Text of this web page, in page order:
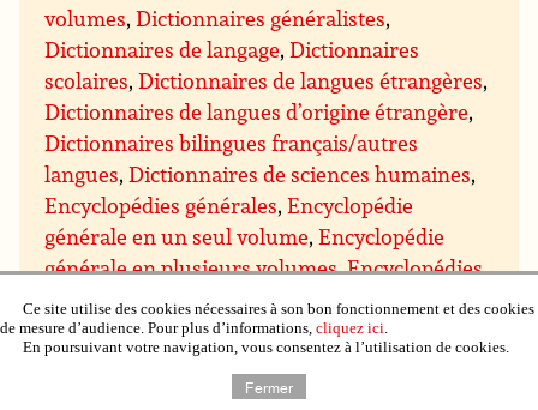
volumes,Dictionnaires généralistes,
Dictionnaires de langage,Dictionnaires
scolaires,Dictionnaires de langues étrangères,
Dictionnaires de langues d’origine étrangère,
Dictionnaires bilingues français/autres
langues,Dictionnaires de sciences humaines,
Encyclopédies générales,Encyclopédie
générale en un seul volume,Encyclopédie
générale en plusieurs volumes,Encyclopédies
et dictionnaires thématiques
Encyclopédie et
dictionnaire thématique en un seul volume
Encyclopédie et dictionnaire thématique en
Encyclopédies en
Ce site utilise des cookies nécessaires à son bon fonctionnement et des cookies
de mesure d’audience. Pour plus d’informations, cliquez ici.
En poursuivant votre navigation, vous consentez à l’utilisation de cookies.
Fermer